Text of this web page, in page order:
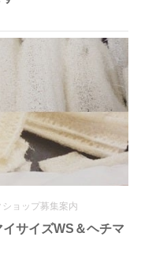
ョップ募集案内
イサイズWS＆ヘチマ